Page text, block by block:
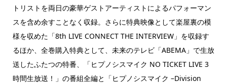
トリストを両日の豪華ゲストアーティストによるパフォーマン
スを含め余すことなく収録。さらに特典映像として楽屋裏の模
様を収めた「8th LIVE CONNECT THE INTERVIEW」を収録す
るほか、全巻購入特典として、未来のテレビ「ABEMA」で生放
送したふたつの特番、「ヒプノシスマイク NO TICKET LIVE 3
時間生放送！」の番組全編と「ヒプノシスマイク –Division